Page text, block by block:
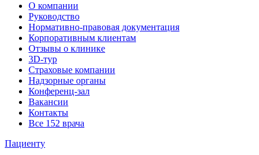
О компании
Руководство
Нормативно-правовая документация
Корпоративным клиентам
Отзывы о клинике
3D-тур
Страховые компании
Надзорные органы
Конференц-зал
Вакансии
Контакты
Все 152 врача
Пациенту